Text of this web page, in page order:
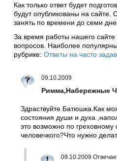
Как только ответ будет
будут опубликованы на сайте.
занять по времени до семи
За время работы нашего
вопросов. Наиболее
рубрике: Ответы на часто
09.10.2009
Римма,Набережные
Здраствуйте Батюшка.Как
состояния души и духа
это возможно по
человечкого?Что нужно
09.10.2009